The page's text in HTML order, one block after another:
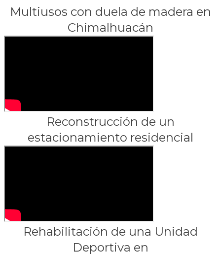
Multiusos con duela de madera en
Chimalhuacán
Reconstrucción de un
estacionamiento residencial
Rehabilitación de una Unidad
Deportiva en